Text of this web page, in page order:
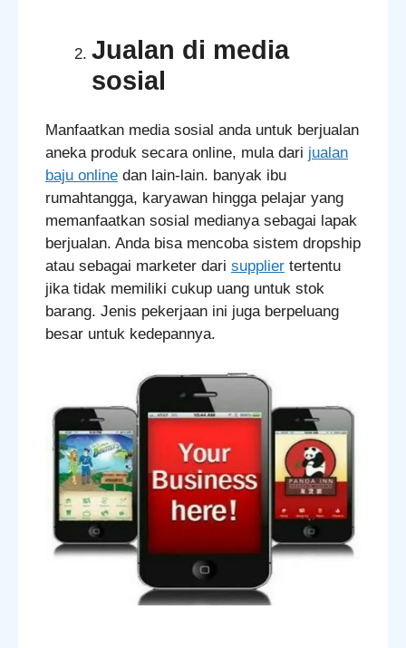
Jualan di media
sosial
Manfaatkan media sosial anda untuk berjualan
aneka produk secara online, mula dari jualan
baju online dan lain-lain. banyak ibu
rumahtangga, karyawan hingga pelajar yang
memanfaatkan sosial medianya sebagai lapak
berjualan. Anda bisa mencoba sistem dropship
atau sebagai marketer dari supplier tertentu
jika tidak memiliki cukup uang untuk stok
barang. Jenis pekerjaan ini juga berpeluang
besar untuk kedepannya.